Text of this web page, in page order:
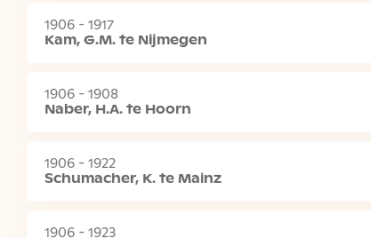
1906 - 1917
Kam, G.M. te Nijmegen
1906 - 1908
Naber, H.A. te Hoorn
1906 - 1922
Schumacher, K. te Mainz
1906 - 1923